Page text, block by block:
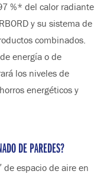
%* del calor radiante
y su sistema de
combinados.
energía o de
los niveles de
energéticos y
DE PAREDES?
espacio de aire en